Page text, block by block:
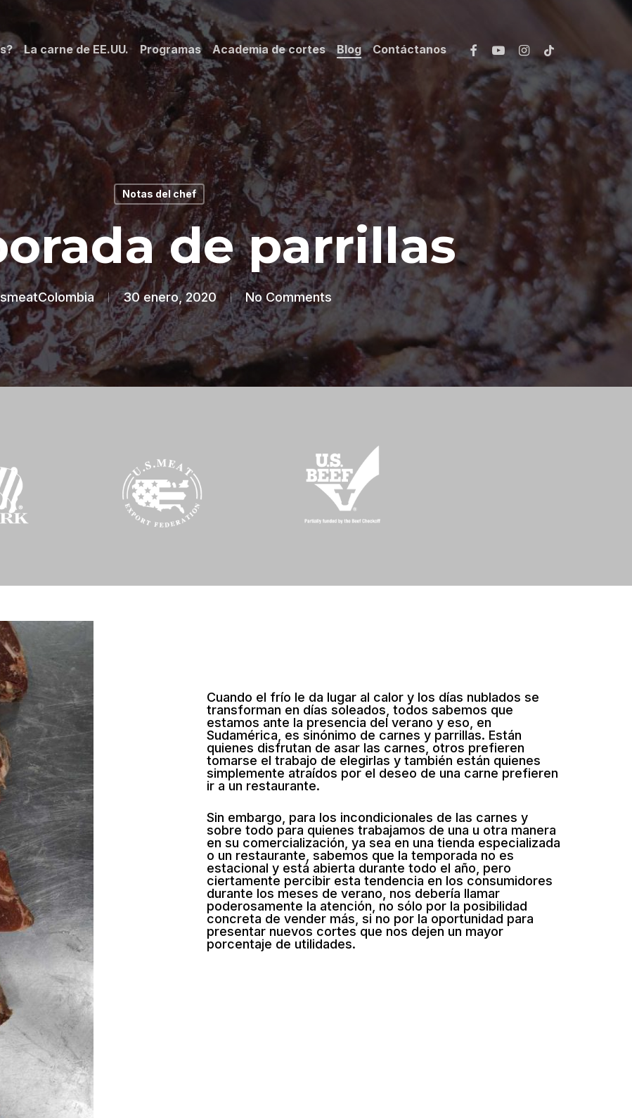
La carne de EE.UU. Programas Academia de cortes Blog Contáctanos facebookyoutubeinstagram
tiktok
Notas del chef
de parrillas
30 enero, 2020 No Comments
Cuando el frío le da lugar al calor y los días nublados se
transforman en días soleados, todos sabemos que
estamos ante la presencia del verano y eso, en
Sudamérica, es sinónimo de carnes y parrillas. Están
quienes disfrutan de asar las carnes, otros prefieren
tomarse el trabajo de elegirlas y también están quienes
simplemente atraídos por el deseo de una carne prefieren
ir a un restaurante.
Sin embargo, para los incondicionales de las carnes y
sobre todo para quienes trabajamos de una u otra manera
en su comercialización, ya sea en una tienda especializada
o un restaurante, sabemos que la temporada no es
estacional y está abierta durante todo el año, pero
ciertamente percibir esta tendencia en los consumidores
durante los meses de verano, nos debería llamar
poderosamente la atención, no sólo por la posibilidad
concreta de vender más, si no por la oportunidad para
presentar nuevos cortes que nos dejen un mayor
porcentaje de utilidades.